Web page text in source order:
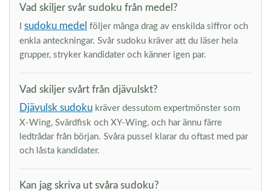
Vad skiljer svår sudoku från medel?
sudoku medel följer många drag av enskilda siffror och
enkla anteckningar. Svår sudoku kräver att du läser hela
grupper, stryker kandidater och känner igen par.
Vad skiljer svårt från djävulskt?
Djävulsk sudoku kräver dessutom expertmönster som
X-Wing, Svärdfisk och XY-Wing, och har ännu färre
ledtrådar från början. Svåra pussel klarar du oftast med par
och låsta kandidater.
Kan jag skriva ut svåra sudoku?